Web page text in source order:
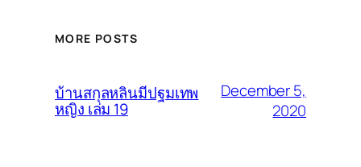
MORE POSTS
บ้านสกุลหลินมีปฐมเทพ
หญิง เล่ม 19
December 5,
2020